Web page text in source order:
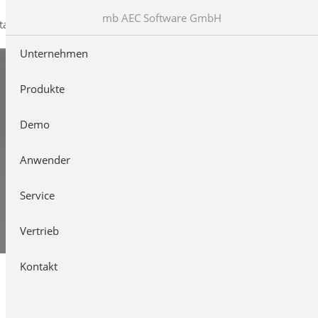
mb AEC Software GmbH
Unternehmen
Produkte
Demo
Anwender
Service
Vertrieb
Kontakt